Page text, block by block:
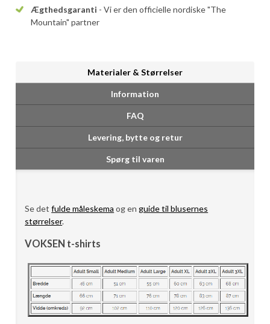
Ægthedsgaranti - Vi er den officielle nordiske "The
Mountain" partner
Materialer & Størrelser
Information
FAQ
Levering, bytte og retur
Spørg til varen
Se detfulde måleskema og enguide til blusernes
størrelser.
VOKSEN t-shirts